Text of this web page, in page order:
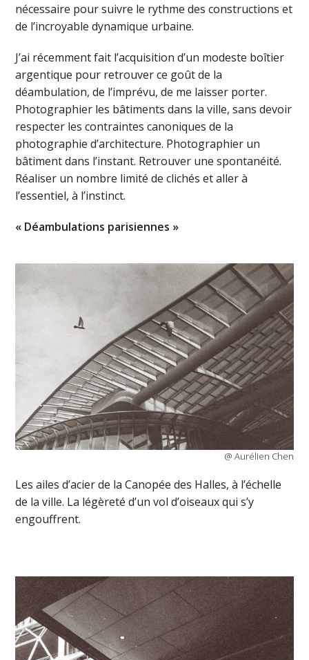
nécessaire pour suivre le rythme des constructions et
de l’incroyable dynamique urbaine.
J’ai récemment fait l’acquisition d’un modeste boîtier
argentique pour retrouver ce goût de la
déambulation, de l’imprévu, de me laisser porter.
Photographier les bâtiments dans la ville, sans devoir
respecter les contraintes canoniques de la
photographie d’architecture. Photographier un
bâtiment dans l’instant. Retrouver une spontanéité.
Réaliser un nombre limité de clichés et aller à
l’essentiel, à l’instinct.
« Déambulations parisiennes »
@ Aurélien Chen
Les ailes d’acier de la Canopée des Halles, à l’échelle
de la ville. La légèreté d’un vol d’oiseaux qui s’y
engouffrent.